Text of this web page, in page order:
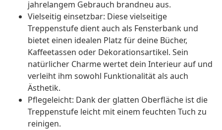
jahrelangem Gebrauch brandneu aus.
Vielseitig einsetzbar: Diese vielseitige
Treppenstufe dient auch als Fensterbank und
bietet einen idealen Platz für deine Bücher,
Kaffeetassen oder Dekorationsartikel. Sein
natürlicher Charme wertet dein Interieur auf und
verleiht ihm sowohl Funktionalität als auch
Ästhetik.
Pflegeleicht: Dank der glatten Oberfläche ist die
Treppenstufe leicht mit einem feuchten Tuch zu
reinigen.